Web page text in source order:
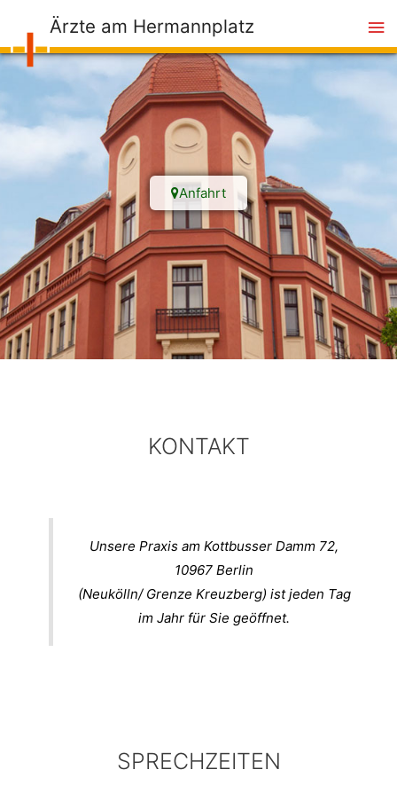
Ärzte am Hermannplatz
Anfahrt
KONTAKT
Unsere Praxis am Kottbusser Damm 72,
10967 Berlin
(Neukölln/ Grenze Kreuzberg) ist jeden Tag
im Jahr für Sie geöffnet.
SPRECHZEITEN